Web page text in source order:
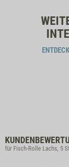
für Fisch-Rolle Lachs, 5